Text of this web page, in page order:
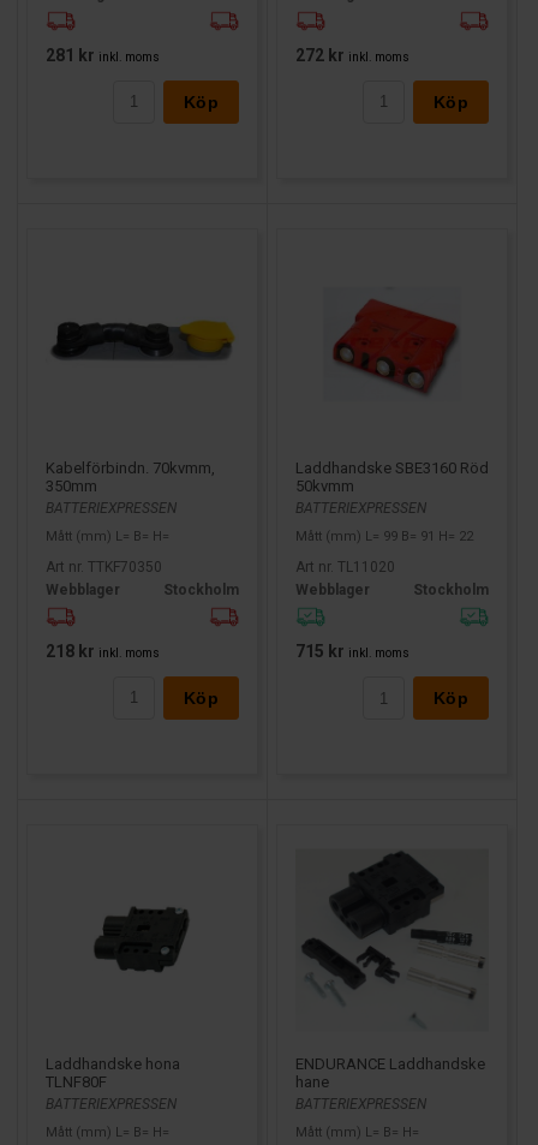
281 kr inkl. moms
Köp
272 kr inkl. moms
Köp
Kabelförbindn. 70kvmm,
350mm
BATTERIEXPRESSEN
Mått (mm) L= B= H=
Art nr. TTKF70350
Webblager
Stockholm
218 kr inkl. moms
Köp
Laddhandske SBE3160 Röd
50kvmm
BATTERIEXPRESSEN
Mått (mm) L= 99 B= 91 H= 22
Art nr. TL11020
Webblager
Stockholm
715 kr inkl. moms
Köp
Laddhandske hona
TLNF80F
BATTERIEXPRESSEN
Mått (mm) L= B= H=
ENDURANCE Laddhandske
hane
BATTERIEXPRESSEN
Mått (mm) L= B= H=